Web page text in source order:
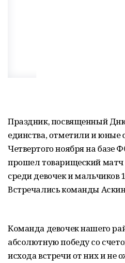
Праздник, посвященный
единства, отметили и юные
Четвертого ноября на базе
прошел товарищеский
среди девочек и мальчиков
Встречались команды
Команда девочек нашего
абсолютную победу со
исхода встречи от них и не